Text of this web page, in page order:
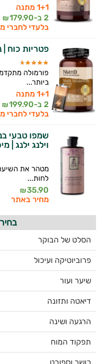
1+1 מתנה
2 ב-
179.90
₪
בלעדי לחברי
פטריות כוח |
פורמולה
ביותר...
1+1 מתנה
2 ב-
199.90
₪
בלעדי לחברי
שמפו טבעי
וילנג ילנג |
מטהר את
לחות...
35.90
₪
מחיר באתר
הסלט של הבוקר
פרוביוטיקה ועיכול
שיער ועור
דיאטה ותזונה
הרגעה ושינה
תפקוד המוח
כושר וספורט